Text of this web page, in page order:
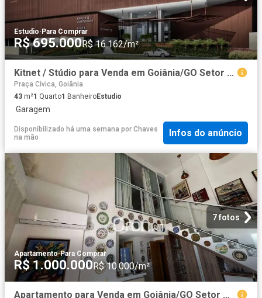
Estudio· Para Comprar
R$ 695.000R$ 16.162/m²
Kitnet / Stúdio para Venda em Goiânia/GO Setor Marista 1 Quartos
Praça Civica, Goiânia
43 m²1 Quarto1 BanheiroEstudio
·Garagem
Disponibilizado há uma semana por Chaves
na mão
Infos do anúncio
7 fotos
Apartamento·Para Comprar
R$ 1.000.000R$ 10.000/m²
Apartamento para Venda em Goiânia/GO Setor Oeste 2 Quartos